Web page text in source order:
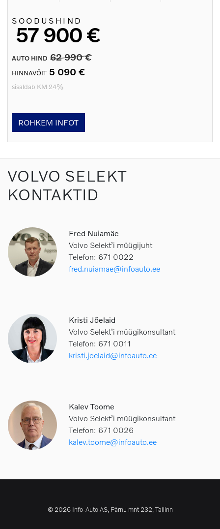
SOODUSHIND
57 900 €
AUTO HIND 62 990 €
HINNAVÕIT 5 090 €
sisaldab KM 24%
ROHKEM INFOT
VOLVO SELEKT
KONTAKTID
Fred Nuiamäe
Volvo Selekt’i müügijuht
Telefon: 671 0022
fred.nuiamae@infoauto.ee
Kristi Jõelaid
Volvo Selekt’i müügikonsultant
Telefon: 671 0011
kristi.joelaid@infoauto.ee
Kalev Toome
Volvo Selekt’i müügikonsultant
Telefon: 671 0026
kalev.toome@infoauto.ee
© 2026 Info-Auto AS, Pärnu mnt 232, Tallinn